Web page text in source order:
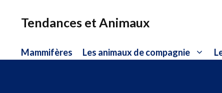
Tendances et Animaux
Mammifères Les animaux de compagnie